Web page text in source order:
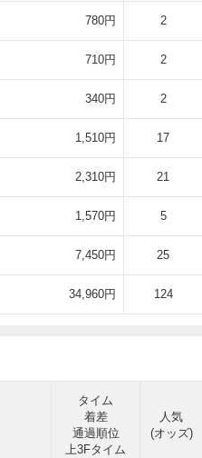
780円 2
710円 2
340円 2
1,510円 17
2,310円 21
1,570円 5
7,450円 25
34,960円 124
タイム
着差
通過順位
上3Fタイム
人気
(オッズ)